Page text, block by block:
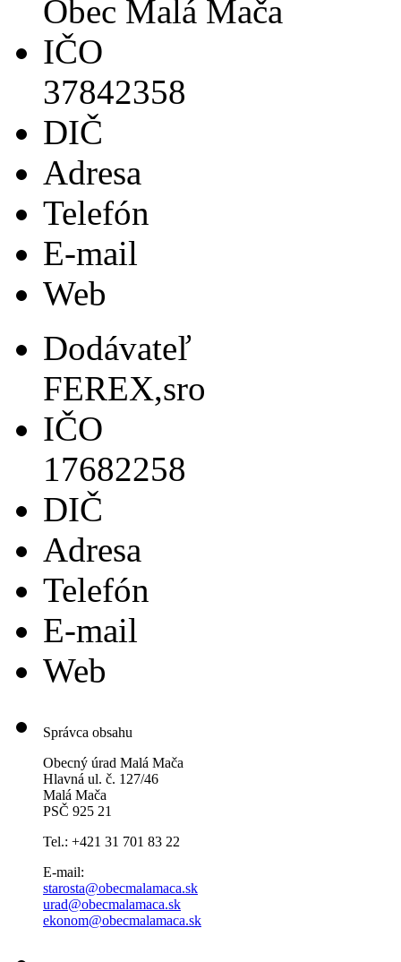
Obec Malá Mača
IČO
37842358
DIČ
Adresa
Telefón
E-mail
Web
Dodávateľ
FEREX,sro
IČO
17682258
DIČ
Adresa
Telefón
E-mail
Web
Správca obsahu
Obecný úrad Malá Mača
Hlavná ul. č. 127/46
Malá Mača
PSČ 925 21
Tel.: +421 31 701 83 22
E-mail:
starosta@obecmalamaca.sk
urad@obecmalamaca.sk
ekonom@obecmalamaca.sk